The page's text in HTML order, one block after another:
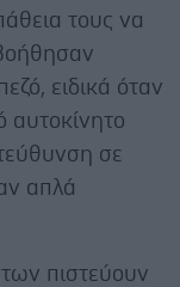
τους να
ειδικά όταν
αυτοκίνητο
σε
απλά
πιστεύουν